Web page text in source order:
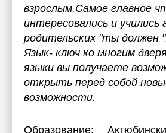
взрослым.Самое главное
интересовались и учились
родительских "ты должен
Язык- ключ ко многим
языки вы получаете
открыть перед собой
возможности.
Образование: